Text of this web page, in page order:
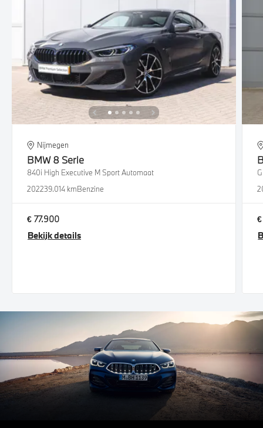
Nijmegen
BMW 8 Serie
840i High Executive M Sport Automaat
202239.014 kmBenzine
€ 77.900
Bekijk details